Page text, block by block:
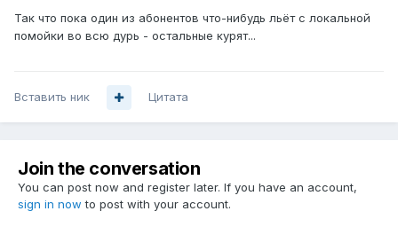
Так что пока один из абонентов что-нибудь льёт с локальной
помойки во всю дурь - остальные курят...
Вставить ник Цитата
Join the conversation
You can post now and register later. If you have an account,
sign in now to post with your account.